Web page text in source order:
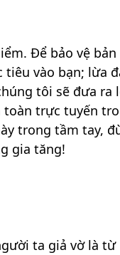
Để bảo vệ
tiêu vào bạn; lừa
tôi sẽ đưa ra
trực tuyến
trong tầm tay,
gia tăng!
ta giả vờ là